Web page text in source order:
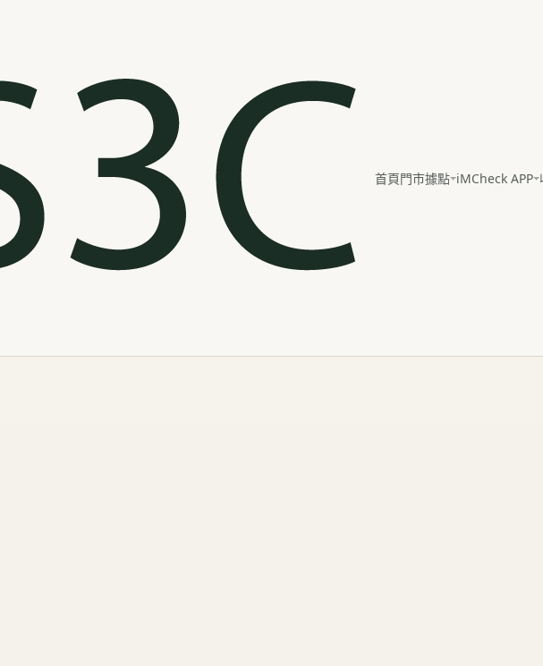
首頁門市據點 iMCheck APP